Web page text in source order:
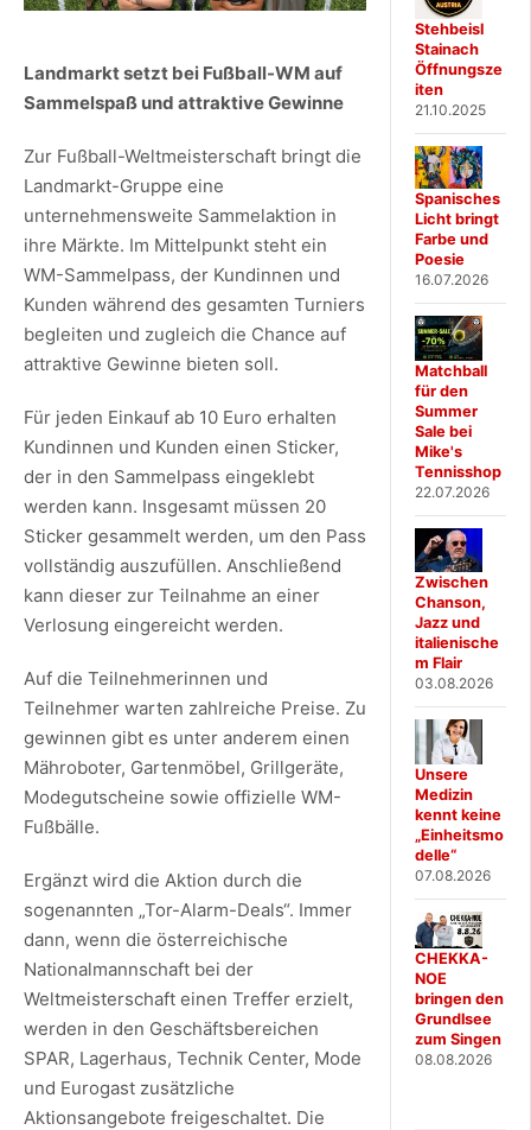
Landmarkt setzt bei Fußball-WM auf
Sammelspaß und attraktive Gewinne
Zur Fußball-Weltmeisterschaft bringt die
Landmarkt-Gruppe eine
unternehmensweite Sammelaktion in
ihre Märkte. Im Mittelpunkt steht ein
WM-Sammelpass, der Kundinnen und
Kunden während des gesamten Turniers
begleiten und zugleich die Chance auf
attraktive Gewinne bieten soll.
Für jeden Einkauf ab 10 Euro erhalten
Kundinnen und Kunden einen Sticker,
der in den Sammelpass eingeklebt
werden kann. Insgesamt müssen 20
Sticker gesammelt werden, um den Pass
vollständig auszufüllen. Anschließend
kann dieser zur Teilnahme an einer
Verlosung eingereicht werden.
Auf die Teilnehmerinnen und
Teilnehmer warten zahlreiche Preise. Zu
gewinnen gibt es unter anderem einen
Mähroboter, Gartenmöbel, Grillgeräte,
Modegutscheine sowie offizielle WM-
Fußbälle.
Ergänzt wird die Aktion durch die
sogenannten „Tor-Alarm-Deals“. Immer
dann, wenn die österreichische
Nationalmannschaft bei der
Weltmeisterschaft einen Treffer erzielt,
werden in den Geschäftsbereichen
SPAR, Lagerhaus, Technik Center, Mode
und Eurogast zusätzliche
Aktionsangebote freigeschaltet. Die
Stehbeisl
Stainach
Öffnungsze
iten
21.10.2025
Spanisches
Licht bringt
Farbe und
Poesie
16.07.2026
Matchball
für den
Summer
Sale bei
Mike's
Tennisshop
22.07.2026
Zwischen
Chanson,
Jazz und
italienische
m Flair
03.08.2026
Unsere
Medizin
kennt keine
„Einheitsmo
delle“
07.08.2026
CHEKKA-
NOE
bringen den
Grundlsee
zum Singen
08.08.2026